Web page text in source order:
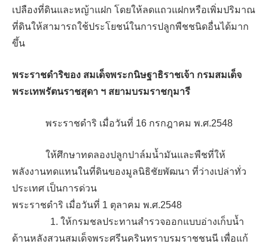
เปลืองที่ดินและหญ้าแฝก โดยให้ลดแถวแฝกหรือเพิ่มปริมาณ
ที่ดินให้สามารถใช้ประโยชน์ในการปลูกพืชชนิดอื่นได้มาก
ขึ้น
พระราชดำริของ สมเด็จพระกนิษฐาธิราชเจ้า กรมสมเด็จ
พระเทพรัตนราชสุดา ฯ สยามบรมราชกุมารี
พระราชดำริ เมื่อวันที่ 16 กรกฎาคม พ.ศ.2548
ให้ศึกษาทดลองปลูกปาล์มน้ำมันและพืชที่ให้
พลังงานทดแทนในที่ดินของมูลนิธิชัยพัฒนา ที่ว่างเปล่าทั่ว
ประเทศ เป็นการด่วน
พระราชดำริ เมื่อวันที่ 1 ตุลาคม พ.ศ.2548
1. ให้กรมชลประทานสำรวจออกแบบอ่างเก็บน้ำ
ด้านหลังสวนสมเด็จพระศรีนครินทราบรมราชชนนี เพื่อแก้